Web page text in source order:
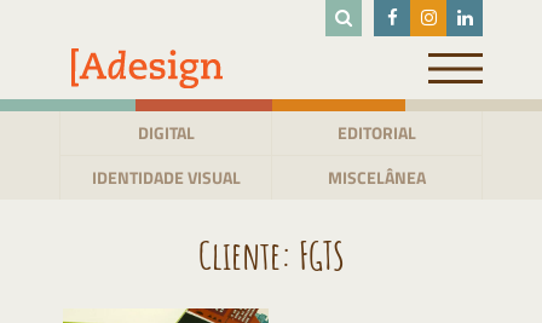
conteúdo
DIGITAL
EDITORIAL
IDENTIDADE VISUAL
MISCELÂNEA
Cliente: FGTS